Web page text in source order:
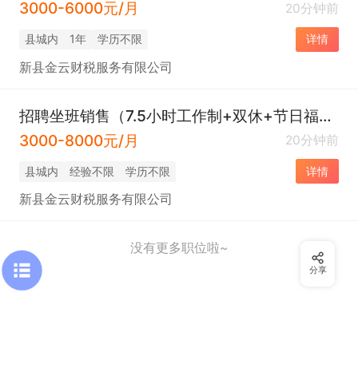
3000-6000元/月
20分钟前
县城内 1年 学历不限 详情
新县金云财税服务有限公司
招聘坐班销售（7.5小时工作制+双休+节日福利)
3000-8000元/月
20分钟前
县城内 经验不限 学历不限 详情
新县金云财税服务有限公司
没有更多职位啦~
分享